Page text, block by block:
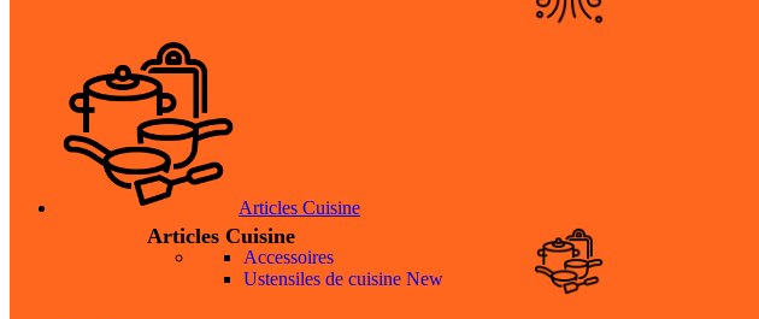
Articles Cuisine
Articles Cuisine
Accessoires
Ustensiles de cuisine New